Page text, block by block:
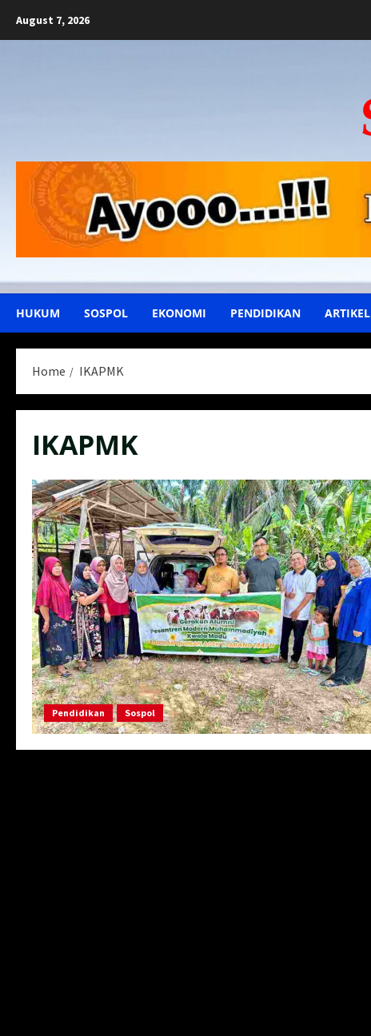
August 7, 2026
HUKUM SOSPOL EKONOMI PENDIDIKAN ARTIKEL
Home IKAPMK
IKAPMK
Pendidikan Sospol